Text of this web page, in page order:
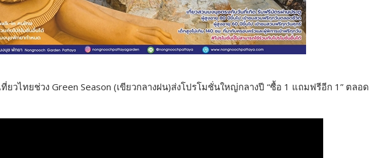
ยวไทยช่วง Green Season (เขียวกลางฝน)ส่งโปรโมชั่นใหญ่กลางปี “ซื้อ 1 แถมฟรีอีก 1” ตลอด